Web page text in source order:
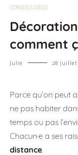
CONSEILS DÉCO
comment
Julie 28 juillet
Parce qu’on peut
ne pas habiter
temps ou pas
Chacun·e a ses
distance.